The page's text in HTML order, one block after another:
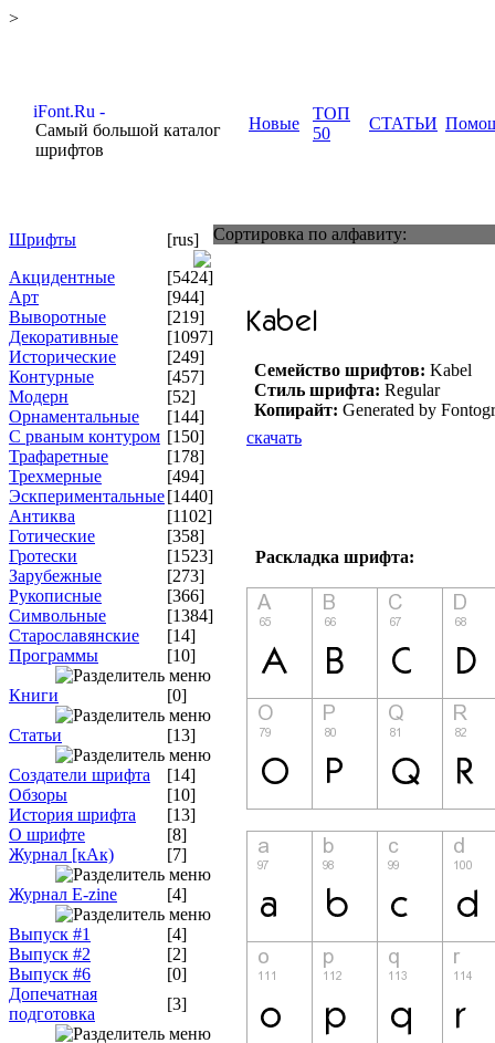
>
Самый большой каталог
шрифтов
Новые
ТОП
50
СТАТЬИ
Шрифты
[rus]
Акцидентные
[5424]
Арт
[944]
Выворотные
[219]
Декоративные
[1097]
Исторические
[249]
Контурные
[457]
Модерн
[52]
Орнаментальные
[144]
С рваным контуром [150]
Трафаретные
[178]
Трехмерные
[494]
Эскпериментальные[1440]
Антиква
[1102]
Готические
[358]
Гротески
[1523]
Зарубежные
[273]
Рукописные
[366]
Символьные
[1384]
Старославянские
[14]
Программы
[10]
Книги [0]
Статьи [13]
Создатели шрифта
[14]
Обзоры
[10]
История шрифта
[13]
О шрифте
[8]
Журнал [кАк)
[7]
Журнал E-zine [4]
Выпуск #1
[4]
Выпуск #2
[2]
Выпуск #6
[0]
Допечатная
подготовка
[3]
Сортировка по алфавиту:
Семейство шрифтов: Kabel
Стиль шрифта: Regular
Копирайт: Generated by
скачать
Раскладка шрифта: